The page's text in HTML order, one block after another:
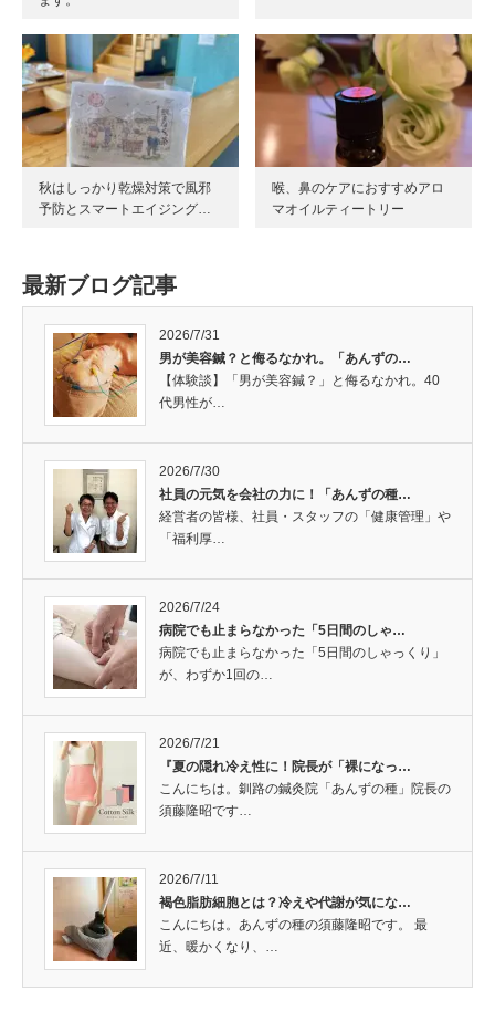
秋はしっかり乾燥対策で風邪
予防とスマートエイジング…
喉、鼻のケアにおすすめアロ
マオイルティートリー
最新ブログ記事
2026/7/31
男が美容鍼？と侮るなかれ。「あんずの…
【体験談】「男が美容鍼？」と侮るなかれ。40
代男性が…
2026/7/30
社員の元気を会社の力に！「あんずの種…
経営者の皆様、社員・スタッフの「健康管理」や
「福利厚…
2026/7/24
病院でも止まらなかった「5日間のしゃ…
病院でも止まらなかった「5日間のしゃっくり」
が、わずか1回の…
2026/7/21
『夏の隠れ冷え性に！院長が「裸になっ…
こんにちは。釧路の鍼灸院「あんずの種」院長の
須藤隆昭です…
2026/7/11
褐色脂肪細胞とは？冷えや代謝が気にな…
こんにちは。あんずの種の須藤隆昭です。 最
近、暖かくなり、…